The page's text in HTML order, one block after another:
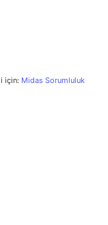
için: Midas Sorumluluk